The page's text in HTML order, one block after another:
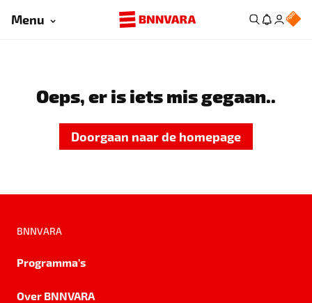
Menu
Oeps, er is iets mis gegaan..
Doorgaan naar de homepage
BNNVARA
Programma's
Over BNNVARA